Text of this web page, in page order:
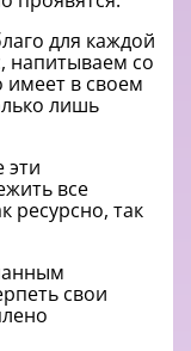
для каждой
напитываем со
имеет в своем
лишь
все
ресурсно, так
свои